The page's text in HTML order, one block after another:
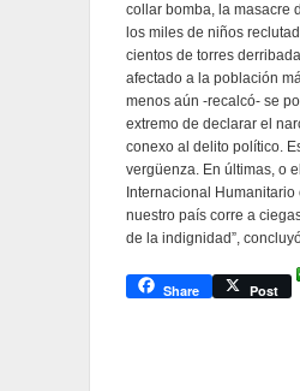
collar bomba, la masacre
los miles de niños
cientos de torres
afectado a la población
menos aún -recalcó- se
extremo de declarar el
conexo al delito político.
vergüenza. En últimas, o
Internacional Humanitario
nuestro país corre a
de la indignidad”,
Share Post